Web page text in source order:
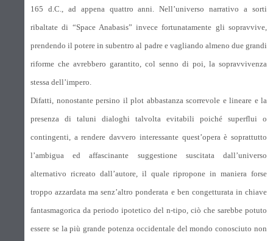
165 d.C., ad appena quattro anni. Nell’universo narrativo a sorti
ribaltate di “Space Anabasis” invece fortunatamente gli sopravvive,
prendendo il potere in subentro al padre e vagliando almeno due grandi
riforme che avrebbero garantito, col senno di poi, la sopravvivenza
stessa dell’impero.
Difatti, nonostante persino il plot abbastanza scorrevole e lineare e la
presenza di taluni dialoghi talvolta evitabili poiché superflui o
contingenti, a rendere davvero interessante quest’opera è soprattutto
l’ambigua ed affascinante suggestione suscitata dall’universo
alternativo ricreato dall’autore, il quale ripropone in maniera forse
troppo azzardata ma senz’altro ponderata e ben congetturata in chiave
fantasmagorica da periodo ipotetico del n-tipo, ciò che sarebbe potuto
essere se la più grande potenza occidentale del mondo conosciuto non